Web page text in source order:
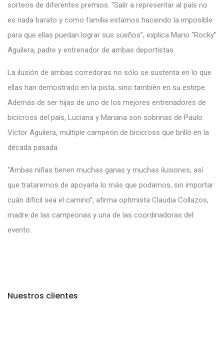
sorteos de diferentes premios. “Salir a representar al país no
es nada barato y como familia estamos haciendo la imposible
para que ellas puedan lograr sus sueños”, explica Mario “Rocky”
Aguilera, padre y entrenador de ambas deportistas.
La ilusión de ambas corredoras no sólo se sustenta en lo que
ellas han demostrado en la pista, sino también en su estirpe.
Además de ser hijas de uno de los mejores entrenadores de
bicicross del país, Luciana y Mariana son sobrinas de Paulo
Víctor Aguilera, múltiple campeón de bicicross que brilló en la
década pasada.
“Ambas niñas tienen muchas ganas y muchas ilusiones, así
que trataremos de apoyarla lo más que podamos, sin importar
cuán difícil sea el camino”, afirma optimista Claudia Collazos,
madre de las campeonas y una de las coordinadoras del
evento.
Nuestros clientes